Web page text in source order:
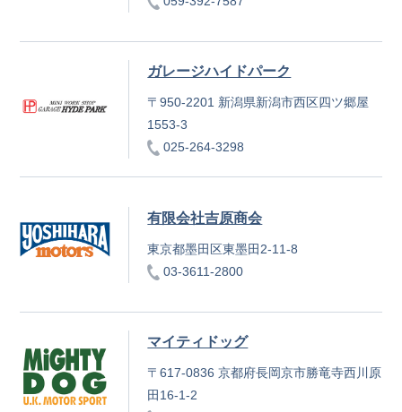
ガレージハイドパーク
〒950-2201 新潟県新潟市西区四ツ郷屋
1553-3
025-264-3298
有限会社吉原商会
東京都墨田区東墨田2-11-8
03-3611-2800
マイティドッグ
〒617-0836 京都府長岡京市勝竜寺西川原
田16-1-2